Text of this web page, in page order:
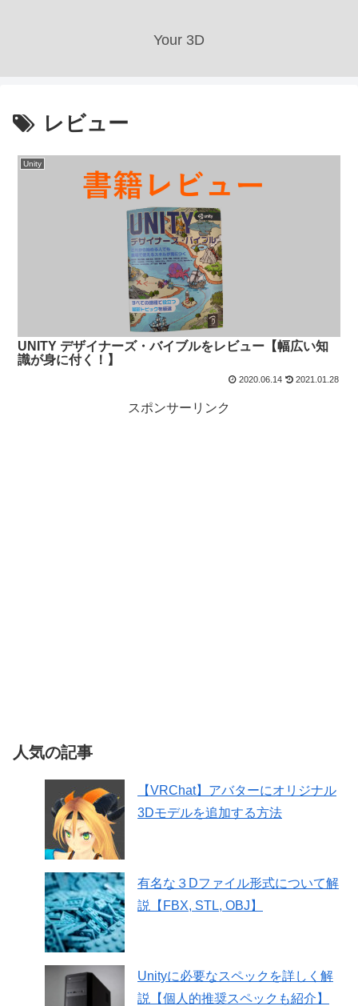
Your 3D
レビュー
Unity
UNITY デザイナーズ・バイブルをレビュー【幅広い知
識が身に付く！】
2020.06.14 2021.01.28
スポンサーリンク
人気の記事
【VRChat】アバターにオリジナル
3Dモデルを追加する方法
有名な３Dファイル形式について解
説【FBX, STL, OBJ】
Unityに必要なスペックを詳しく解
説【個人的推奨スペックも紹介】